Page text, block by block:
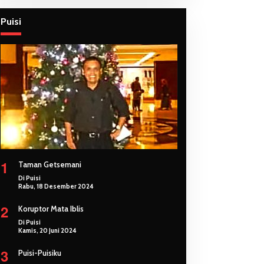
Puisi
1 Taman Getsemani
Di Puisi
Rabu, 18 Desember 2024
2 Koruptor Mata Iblis
Di Puisi
Kamis, 20 Juni 2024
3 Puisi-Puisiku